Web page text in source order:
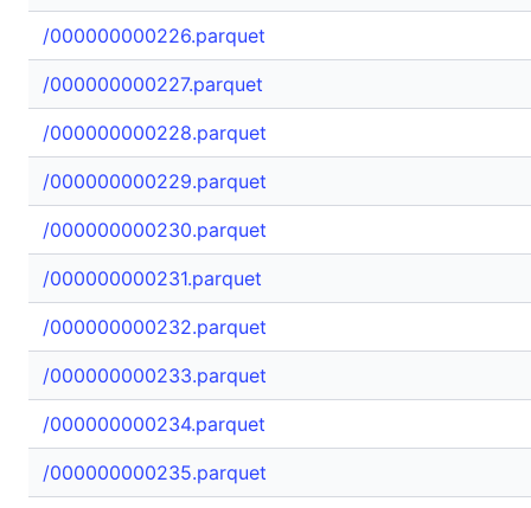
/000000000226.parquet
/000000000227.parquet
/000000000228.parquet
/000000000229.parquet
/000000000230.parquet
/000000000231.parquet
/000000000232.parquet
/000000000233.parquet
/000000000234.parquet
/000000000235.parquet